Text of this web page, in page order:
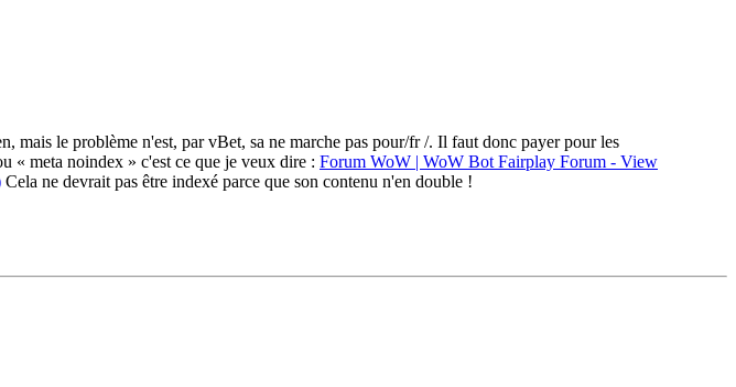
mais le problème n'est, par vBet, sa ne marche pas pour/fr /. Il faut donc payer pour les
« meta noindex » c'est ce que je veux dire : Forum WoW | WoW Bot Fairplay Forum - View
Cela ne devrait pas être indexé parce que son contenu n'en double !